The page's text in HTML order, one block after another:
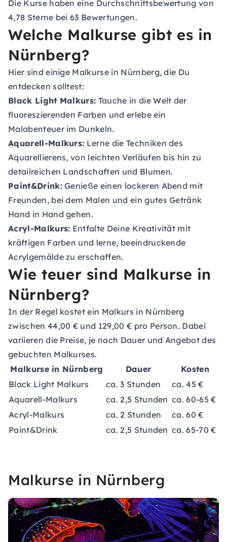
Die Kurse haben eine Durchschnittsbewertung von
4,78 Sterne bei 63 Bewertungen.
Welche Malkurse gibt es in
Nürnberg?
Hier sind einige Malkurse in Nürnberg, die Du
entdecken solltest:
Black Light Malkurs: Tauche in die Welt der
fluoreszierenden Farben und erlebe ein
Malabenteuer im Dunkeln.
Aquarell-Malkurs: Lerne die Techniken des
Aquarellierens, von leichten Verläufen bis hin zu
detailreichen Landschaften und Blumen.
Paint&Drink:Genieße einen lockeren Abend mit
Freunden, bei dem Malen und ein gutes Getränk
Hand in Hand gehen.
Acryl-Malkurs: Entfalte Deine Kreativität mit
kräftigen Farben und lerne, beeindruckende
Acrylgemälde zu erschaffen.
Wie teuer sind Malkurse in
Nürnberg?
In der Regel kostet ein Malkurs in Nürnberg
zwischen 44,00 € und 129,00 € pro Person. Dabei
variieren die Preise, je nach Dauer und Angebot des
gebuchten Malkurses.
Malkurse in Nürnberg
Dauer
Kosten
Black Light Malkurs
ca. 3 Stunden
ca. 45 €
Aquarell-Malkurs
ca. 2,5 Stunden ca. 60-65 €
Acryl-Malkurs
ca. 2 Stunden
ca. 60 €
Paint&Drink
ca. 2,5 Stunden ca. 65-70 €
Malkurse in Nürnberg